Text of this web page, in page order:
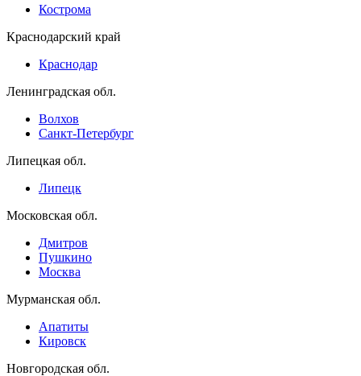
Кострома
Краснодарский край
Краснодар
Ленинградская обл.
Волхов
Санкт-Петербург
Липецкая обл.
Липецк
Московская обл.
Дмитров
Пушкино
Москва
Мурманская обл.
Апатиты
Кировск
Новгородская обл.